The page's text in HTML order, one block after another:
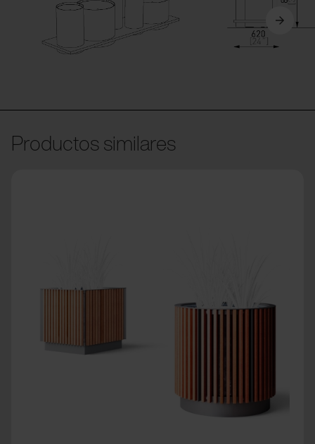
Productos similares